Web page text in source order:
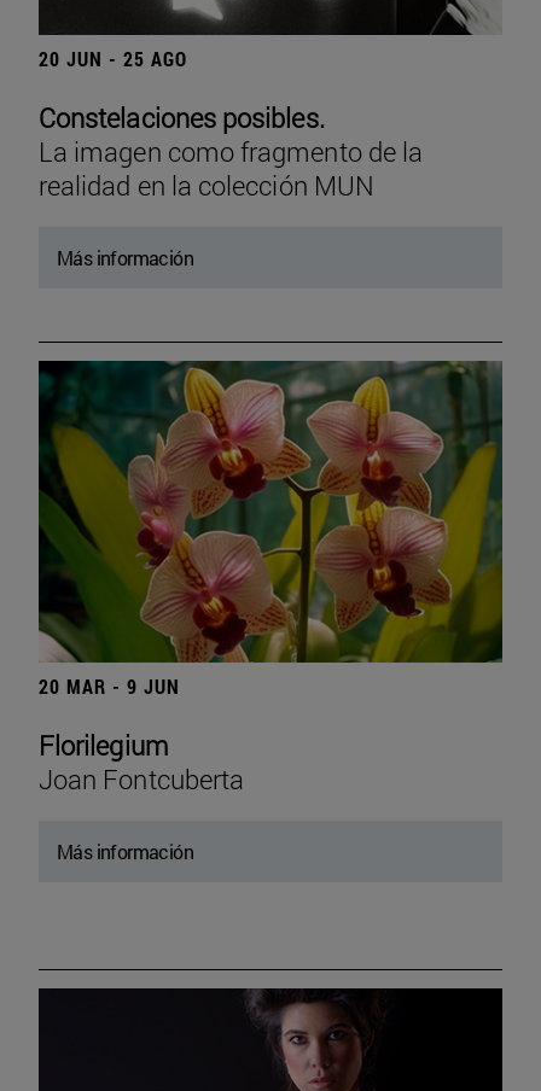
20 JUN - 25 AGO
Constelaciones posibles.
La imagen como fragmento de la
realidad en la colección MUN
Más información
20 MAR - 9 JUN
Florilegium
Joan Fontcuberta
Más información